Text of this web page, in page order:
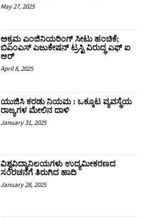
May 27, 2025
ಅಕ್ರಮ ಎಂಜಿನಿಯರಿಂಗ್ ಸೀಟು ಹಂಚಿಕೆ;
ಬಿಎಂಎಸ್ ಎಜುಕೇಷನ್ ಟ್ರಸ್ಟಿ ವಿರುದ್ಧ ಎಫ್ ಐ
ಆರ್
April 8, 2025
ಯುಜಿಸಿ ಕರಡು ನಿಯಮ : ಒಕ್ಕೂಟ ವ್ಯವಸ್ಥೆಯ
ರಾಜ್ಯಗಳ ಮೇಲಿನ ದಾಳಿ
January 31, 2025
ವಿಶ್ವವಿದ್ಯಾನಿಲಯಗಳು ಉದ್ಯಮೀಕರಣದ
ಸಂರಚನೆಗೆ ತಿರುಗಿದ ಹಾದಿ
January 28, 2025